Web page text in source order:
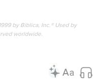
by Biblica, Inc.® Used by
worldwide.